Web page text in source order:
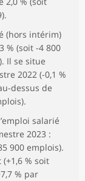
(hors intérim)
% (soit -4 800
Il se situe
2022 (-0,1 %
dessus de
salarié
2023 :
900 emplois).
% soit
% par